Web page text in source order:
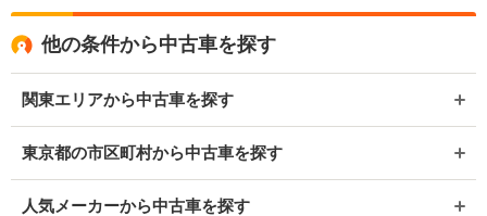
他の条件から中古車を探す
関東エリアから中古車を探す
東京都の市区町村から中古車を探す
人気メーカーから中古車を探す